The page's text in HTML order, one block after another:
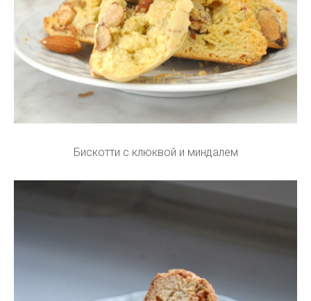
Бискотти с клюквой и миндалем